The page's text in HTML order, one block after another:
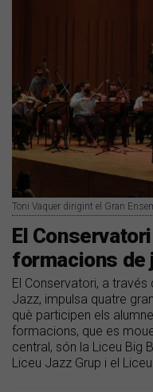
Toni Vaquer dirigint el Gran
​El
formacions de
El Conservatori, a través
Jazz, impulsa quatre
què participen els
formacions, que es
central, són la Liceu Big
Liceu Jazz Grup i el